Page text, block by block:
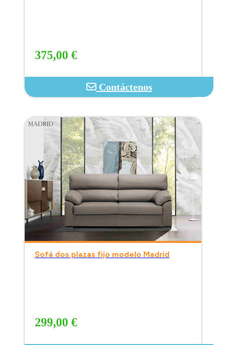
375,00 €
Contáctenos
Sofá dos plazas fijo modelo Madrid
299,00 €